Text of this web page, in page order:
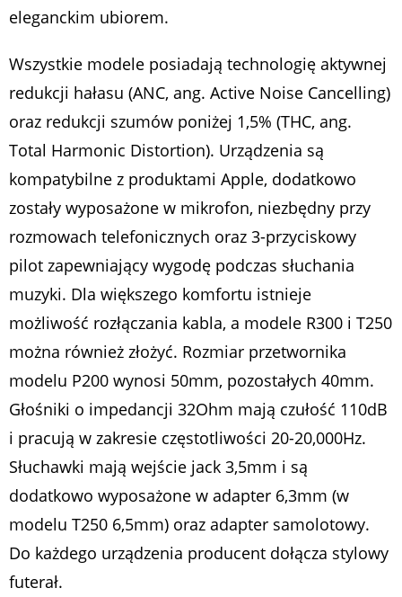
eleganckim ubiorem.
Wszystkie modele posiadają technologię aktywnej
redukcji hałasu (ANC, ang. Active Noise Cancelling)
oraz redukcji szumów poniżej 1,5% (THC, ang.
Total Harmonic Distortion). Urządzenia są
kompatybilne z produktami Apple, dodatkowo
zostały wyposażone w mikrofon, niezbędny przy
rozmowach telefonicznych oraz 3-przyciskowy
pilot zapewniający wygodę podczas słuchania
muzyki. Dla większego komfortu istnieje
możliwość rozłączania kabla, a modele R300 i T250
można również złożyć. Rozmiar przetwornika
modelu P200 wynosi 50mm, pozostałych 40mm.
Głośniki o impedancji 32Ohm mają czułość 110dB
i pracują w zakresie częstotliwości 20-20,000Hz.
Słuchawki mają wejście jack 3,5mm i są
dodatkowo wyposażone w adapter 6,3mm (w
modelu T250 6,5mm) oraz adapter samolotowy.
Do każdego urządzenia producent dołącza stylowy
futerał.